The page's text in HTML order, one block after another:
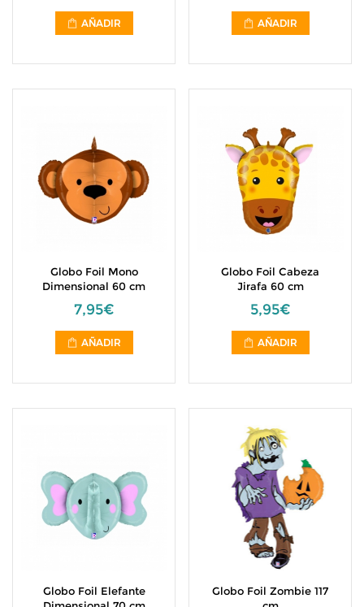
AÑADIR AÑADIR
Globo Foil Mono
Dimensional 60 cm
7,95€
AÑADIR
Globo Foil Cabeza
Jirafa 60 cm
5,95€
AÑADIR
Globo Foil Elefante
Globo Foil Zombie 117